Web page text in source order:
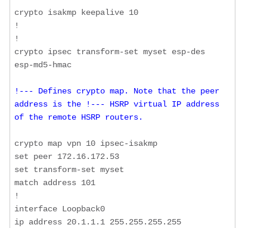
crypto isakmp keepalive 10
!
!
crypto ipsec transform-set myset esp-des
!--- Defines crypto map. Note that the peer
address is the !--- HSRP virtual IP address
of the remote HSRP routers.
crypto map vpn 10 ipsec-isakmp
set peer 172.16.172.53
set transform-set myset
match address 101
!
interface Loopback0
ip address 20.1.1.1 255.255.255.255